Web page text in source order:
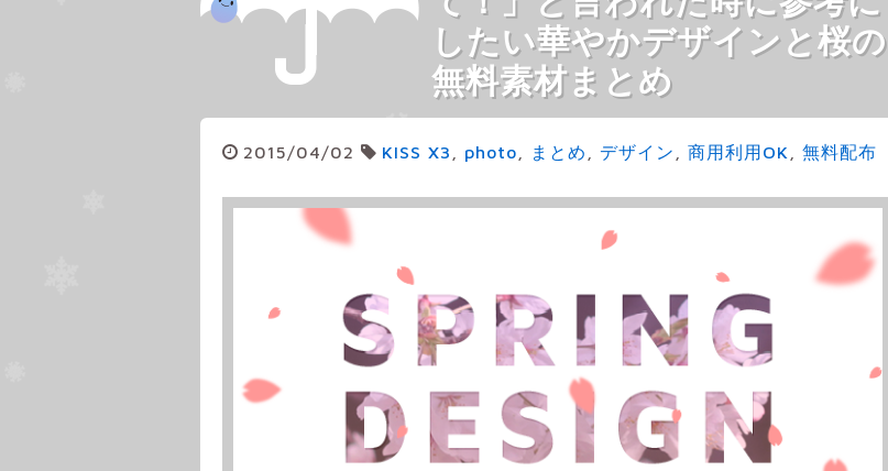
したい華やかデザインと桜の
無料素材まとめ
2015/04/02 KISS X3 photo まとめ デザイン 商用利用OK 無料配布